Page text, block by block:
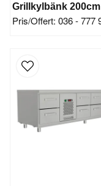
Pris/Offert: 036 - 777